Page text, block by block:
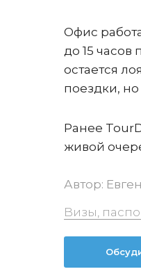
Офис
до 15 часов
остается
поездки,
Ранее
живой
Автор:
Визы,